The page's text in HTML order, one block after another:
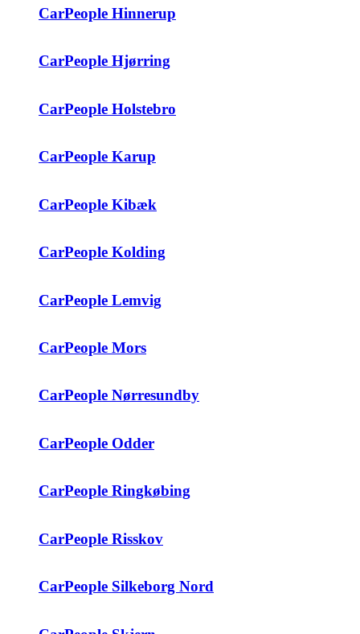
CarPeople Hinnerup
CarPeople Hjørring
CarPeople Holstebro
CarPeople Karup
CarPeople Kibæk
CarPeople Kolding
CarPeople Lemvig
CarPeople Mors
CarPeople Nørresundby
CarPeople Odder
CarPeople Ringkøbing
CarPeople Risskov
CarPeople Silkeborg Nord